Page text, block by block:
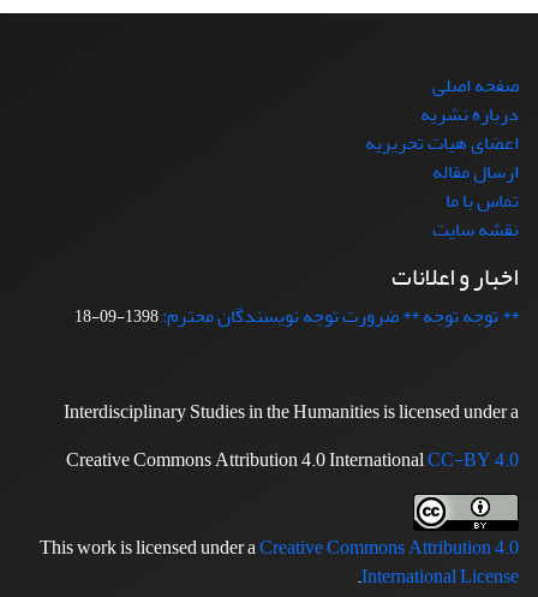
صفحه اصلی
درباره نشریه
اعضای هیات تحریریه
ارسال مقاله
تماس با ما
نقشه سایت
اخبار و اعلانات
** توجه توجه ** ضرورت توجه نویسندگان محترم:1398-09-18
Interdisciplinary Studies in the Humanities is licensed under a
Creative Commons Attribution 4.0 InternationalCC-BY 4.0
This work is licensed under aCreative Commons Attribution 4.0
International License
.